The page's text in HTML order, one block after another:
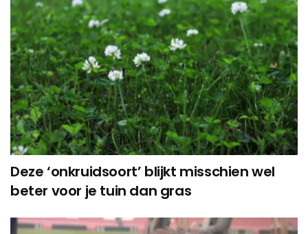
Deze ‘onkruidsoort’ blijkt misschien wel
beter voor je tuin dan gras